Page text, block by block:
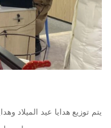
يتم توزيع هدايا عيد الميلاد